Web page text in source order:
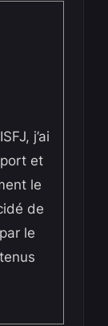
j’ai
et
le
de
le